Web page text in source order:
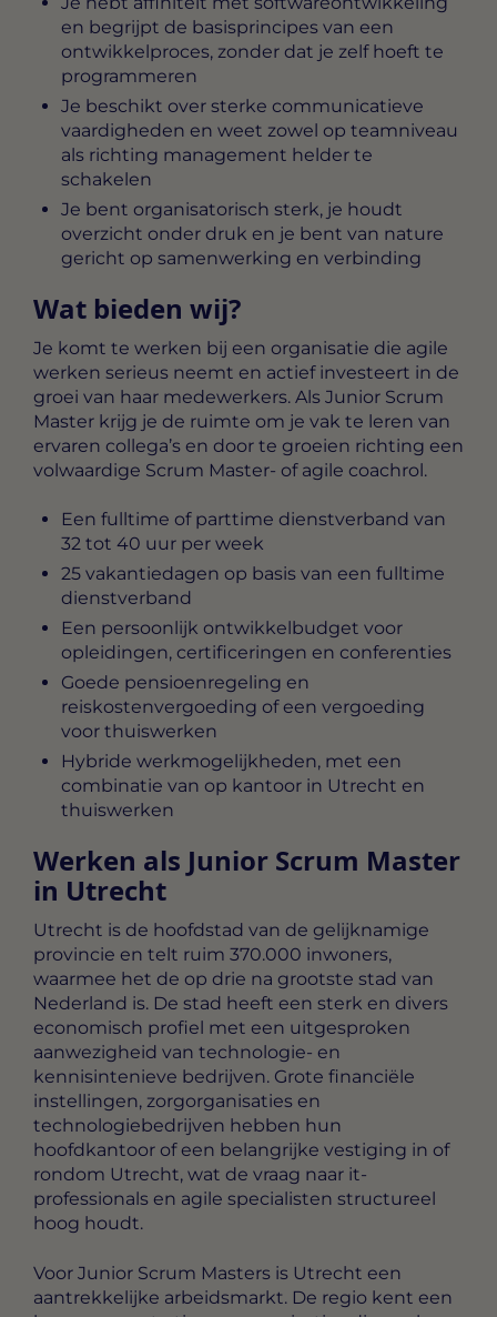
en begrijpt de basisprincipes van een
ontwikkelproces, zonder dat je zelf hoeft te
programmeren
Je beschikt over sterke communicatieve
vaardigheden en weet zowel op teamniveau
als richting management helder te
schakelen
Je bent organisatorisch sterk, je houdt
overzicht onder druk en je bent van nature
gericht op samenwerking en verbinding
Wat bieden wij?
Je komt te werken bij een organisatie die agile
werken serieus neemt en actief investeert in de
groei van haar medewerkers. Als Junior Scrum
Master krijg je de ruimte om je vak te leren van
ervaren collega’s en door te groeien richting een
volwaardige Scrum Master- of agile coachrol.
Een fulltime of parttime dienstverband van
32 tot 40 uur per week
25 vakantiedagen op basis van een fulltime
dienstverband
Een persoonlijk ontwikkelbudget voor
opleidingen, certificeringen en conferenties
Goede pensioenregeling en
reiskostenvergoeding of een vergoeding
voor thuiswerken
Hybride werkmogelijkheden, met een
combinatie van op kantoor in Utrecht en
thuiswerken
Werken als Junior Scrum Master
in Utrecht
Utrecht is de hoofdstad van de gelijknamige
provincie en telt ruim 370.000 inwoners,
waarmee het de op drie na grootste stad van
Nederland is. De stad heeft een sterk en divers
economisch profiel met een uitgesproken
aanwezigheid van technologie- en
kennisintenieve bedrijven. Grote financiële
instellingen, zorgorganisaties en
technologiebedrijven hebben hun
hoofdkantoor of een belangrijke vestiging in of
rondom Utrecht, wat de vraag naar it-
professionals en agile specialisten structureel
hoog houdt.
Voor Junior Scrum Masters is Utrecht een
aantrekkelijke arbeidsmarkt. De regio kent een